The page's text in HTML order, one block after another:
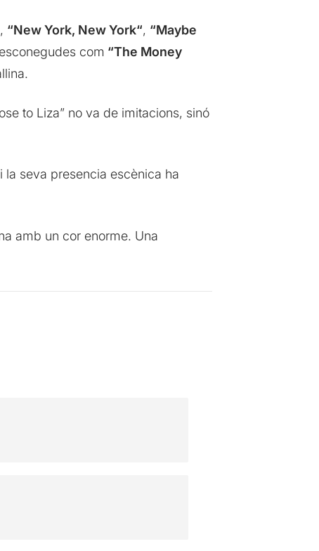
, “New York, New York“, “Maybe
com “The Money
to Liza” no va de imitacions, sinó
seva presencia escènica ha
amb un cor enorme. Una